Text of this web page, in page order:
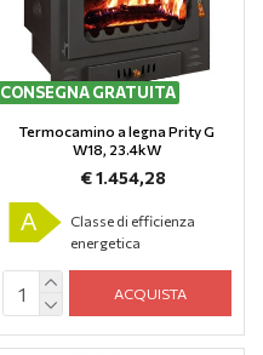
CONSEGNA GRATUITA
Termocamino a legna Prity G
W18, 23.4kW
€ 1.454,28
A
Classe di efficienza
energetica
ACQUISTA